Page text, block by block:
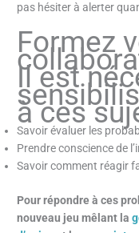
pas hésiter à alerter
Formez
Il est
à ces
Savoir évaluer les
Prendre conscience de
Savoir comment réagir
Pour répondre à ces
nouveau jeu mêlant la